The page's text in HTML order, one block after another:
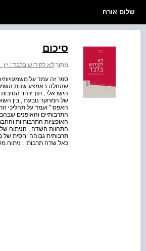
שלום אורח
סיכום
מתוך:לא לקידוש בלבד :
ספר זה עמד על
שהחלה באמצע שנות
הישראלי , תוך זיהוי
של המחקר נובעת , בין
האפס " ועמד על תהליכי
התרבותיים והאופנים
האופציות התרבותיות
התהוות השדה . הניתוח
תרבותית גבוהה יחסית של
כאל שדה תרבותי . ניתוח